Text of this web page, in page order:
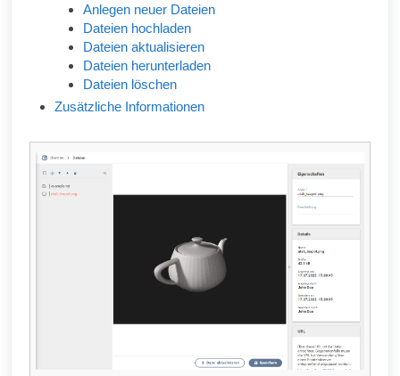
Anlegen neuer Dateien
Dateien hochladen
Dateien aktualisieren
Dateien herunterladen
Dateien löschen
Zusätzliche Informationen